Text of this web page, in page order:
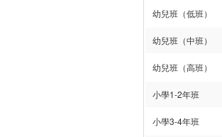
幼兒班（低班）
幼兒班（中班）
幼兒班（高班）
小學1-2年班
小學3-4年班